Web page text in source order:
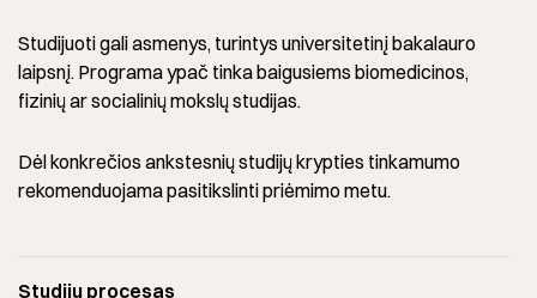
Studijuoti gali asmenys, turintys universitetinį bakalauro
laipsnį. Programa ypač tinka baigusiems biomedicinos,
fizinių ar socialinių mokslų studijas.
Dėl konkrečios ankstesnių studijų krypties tinkamumo
rekomenduojama pasitikslinti priėmimo metu.
Studijų procesas